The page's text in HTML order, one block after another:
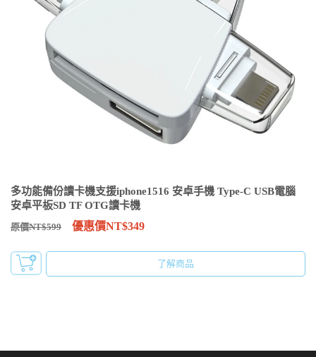
多功能備份讀卡機支援iphone1516 安卓手機 Type-C USB電腦
安卓平板SD TF OTG讀卡機
原價NT$599 優惠價NT$349
了解商品